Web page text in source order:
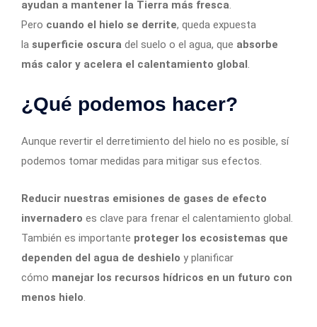
ayudan a mantener la Tierra más fresca.
Pero cuando el hielo se derrite, queda expuesta
la superficie oscura del suelo o el agua, que absorbe
más calor y acelera el calentamiento global.
¿Qué podemos hacer?
Aunque revertir el derretimiento del hielo no es posible, sí
podemos tomar medidas para mitigar sus efectos.
Reducir nuestras emisiones de gases de efecto
invernadero es clave para frenar el calentamiento global.
También es importante proteger los ecosistemas que
dependen del agua de deshielo y planificar
cómo manejar los recursos hídricos en un futuro con
menos hielo.